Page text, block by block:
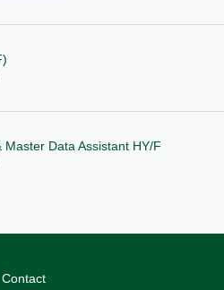
Data Assistant HY/F
Contact